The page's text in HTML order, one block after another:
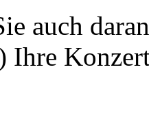
auch
Ihre